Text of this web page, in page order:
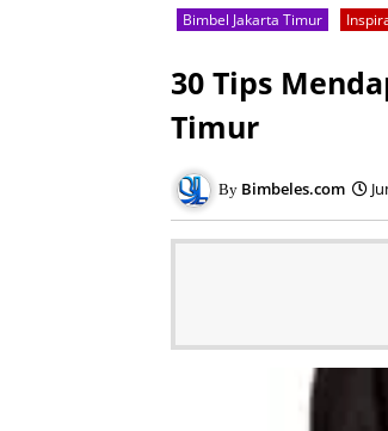
Bimbel Jakarta Timur
30 Tips
Timur
Bimbeles.com